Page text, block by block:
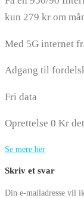
kun 279 kr om
Med 5G internet
Adgang til
Fri data
Oprettelse 0 Kr
Se mere her
Skriv et svar
Din e-mailadresse vil